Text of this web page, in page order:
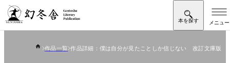
作品一覧 作品詳細：僕は自分が見たことしか信じない 改訂文庫版